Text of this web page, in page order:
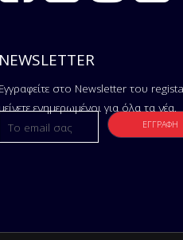
NEWSLETTER
Εγγραφείτε στο Newsletter του
ενημερωμένοι για όλα τα νέα.